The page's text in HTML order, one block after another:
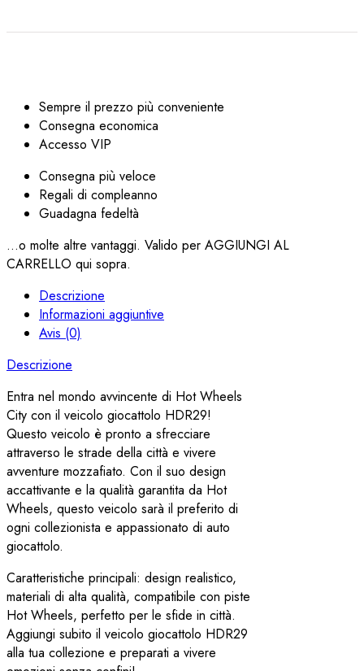
Sempre il prezzo più conveniente
Consegna economica
Accesso VIP
Consegna più veloce
Regali di compleanno
Guadagna fedeltà
...o molte altre vantaggi. Valido per AGGIUNGI AL
CARRELLO qui sopra.
Descrizione
Informazioni aggiuntive
Avis (0)
Descrizione
Entra nel mondo avvincente di Hot Wheels
City con il veicolo giocattolo HDR29!
Questo veicolo è pronto a sfrecciare
attraverso le strade della città e vivere
avventure mozzafiato. Con il suo design
accattivante e la qualità garantita da Hot
Wheels, questo veicolo sarà il preferito di
ogni collezionista e appassionato di auto
giocattolo.
Caratteristiche principali: design realistico,
materiali di alta qualità, compatibile con piste
Hot Wheels, perfetto per le sfide in città.
Aggiungi subito il veicolo giocattolo HDR29
alla tua collezione e preparati a vivere